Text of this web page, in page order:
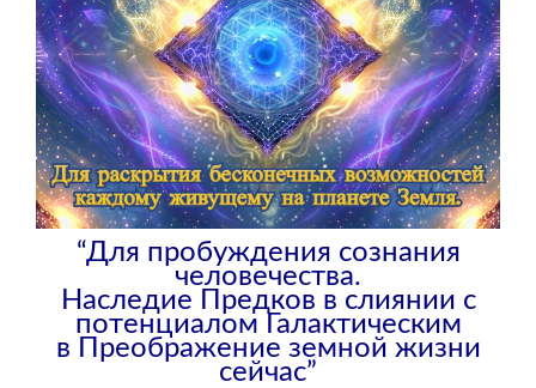
“Для пробуждения сознания
человечества.
Наследие Предков в слиянии с
потенциалом Галактическим
в Преображение земной жизни
сейчас”